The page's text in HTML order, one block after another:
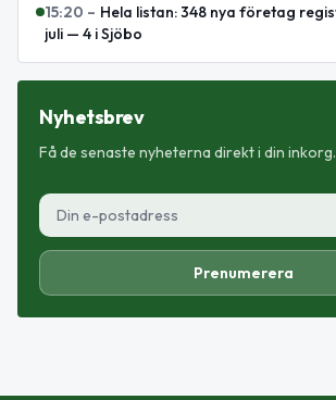
15:20 – Hela listan: 348 nya företag
juli — 4 i Sjöbo
Nyhetsbrev
Få de senaste nyheterna direkt i din inkorg.
Prenumerera